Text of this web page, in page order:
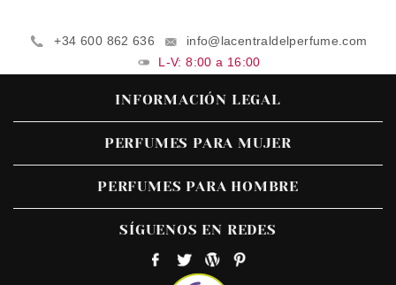
+34 600 862 636
info@lacentraldelperfume.com
L-V: 8:00 a 16:00
INFORMACIÓN LEGAL
PERFUMES PARA MUJER
PERFUMES PARA HOMBRE
SÍGUENOS EN REDES